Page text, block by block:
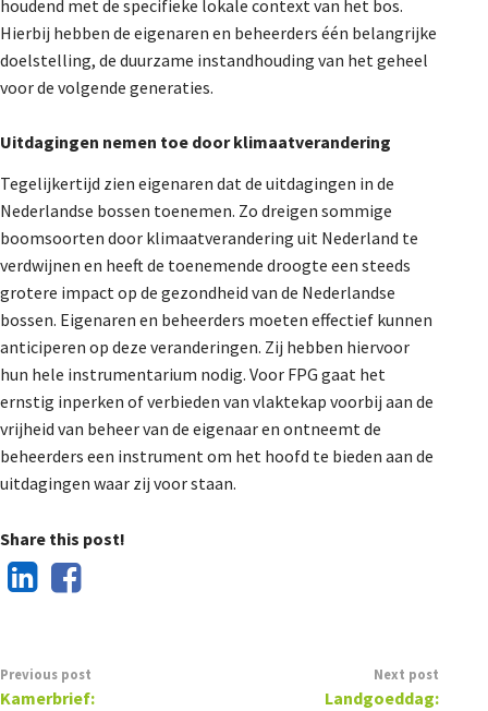
houdend met de specifieke lokale context van het bos.
Hierbij hebben de eigenaren en beheerders één belangrijke
doelstelling, de duurzame instandhouding van het geheel
voor de volgende generaties.
Uitdagingen nemen toe door klimaatverandering
Tegelijkertijd zien eigenaren dat de uitdagingen in de
Nederlandse bossen toenemen. Zo dreigen sommige
boomsoorten door klimaatverandering uit Nederland te
verdwijnen en heeft de toenemende droogte een steeds
grotere impact op de gezondheid van de Nederlandse
bossen. Eigenaren en beheerders moeten effectief kunnen
anticiperen op deze veranderingen. Zij hebben hiervoor
hun hele instrumentarium nodig. Voor FPG gaat het
ernstig inperken of verbieden van vlaktekap voorbij aan de
vrijheid van beheer van de eigenaar en ontneemt de
beheerders een instrument om het hoofd te bieden aan de
uitdagingen waar zij voor staan.
Share this post!
Previous post
Kamerbrief:
Next post
Landgoeddag: